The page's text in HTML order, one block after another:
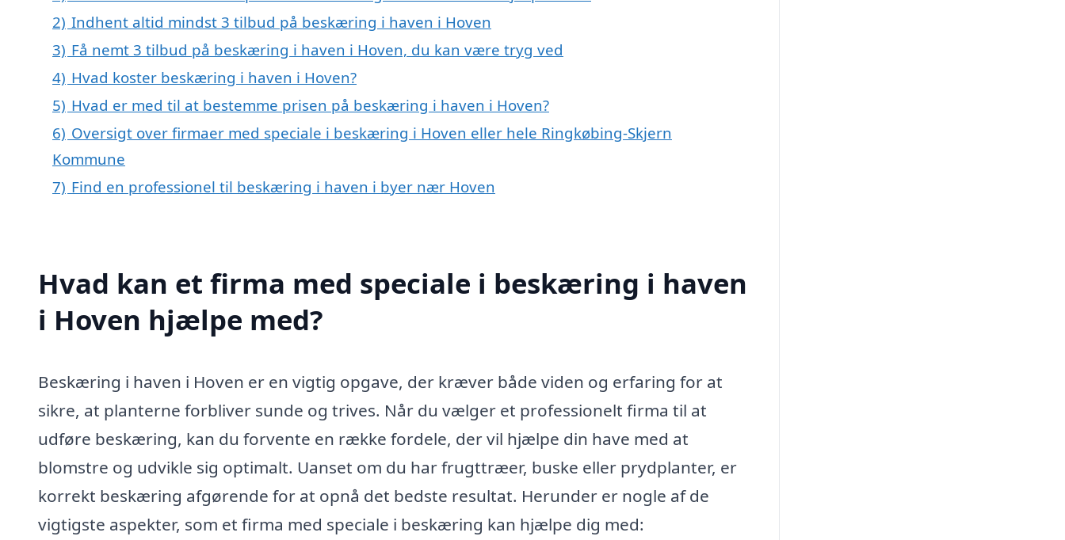
2) Indhent altid mindst 3 tilbud på beskæring i haven i Hoven
3) Få nemt 3 tilbud på beskæring i haven i Hoven, du kan være tryg ved
4) Hvad koster beskæring i haven i Hoven?
5) Hvad er med til at bestemme prisen på beskæring i haven i Hoven?
6) Oversigt over firmaer med speciale i beskæring i Hoven eller hele Ringkøbing-Skjern
Kommune
7) Find en professionel til beskæring i haven i byer nær Hoven
Hvad kan et firma med speciale i beskæring i haven
i Hoven hjælpe med?
Beskæring i haven i Hoven er en vigtig opgave, der kræver både viden og erfaring for at
sikre, at planterne forbliver sunde og trives. Når du vælger et professionelt firma til at
udføre beskæring, kan du forvente en række fordele, der vil hjælpe din have med at
blomstre og udvikle sig optimalt. Uanset om du har frugttræer, buske eller prydplanter, er
korrekt beskæring afgørende for at opnå det bedste resultat. Herunder er nogle af de
vigtigste aspekter, som et firma med speciale i beskæring kan hjælpe dig med: